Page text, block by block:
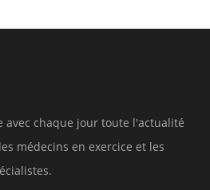
avec chaque jour toute l'actualité
médecins en exercice et les